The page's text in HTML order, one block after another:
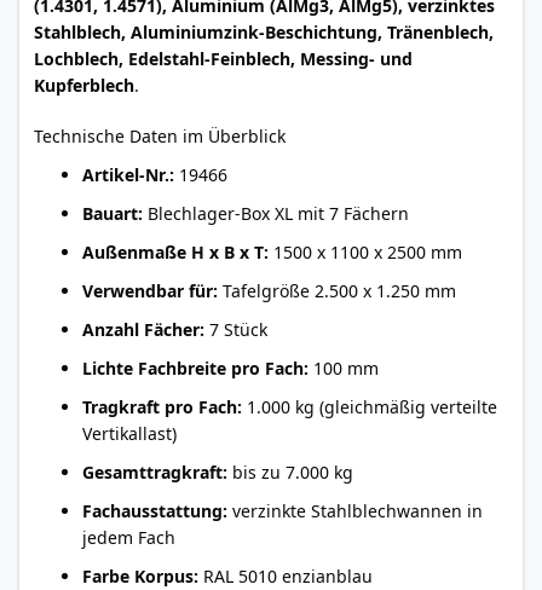
(1.4301, 1.4571), Aluminium (AlMg3, AlMg5), verzinktes
Stahlblech, Aluminiumzink-Beschichtung, Tränenblech,
Lochblech, Edelstahl-Feinblech, Messing- und
Kupferblech.
Technische Daten im Überblick
Artikel-Nr.: 19466
Bauart: Blechlager-Box XL mit 7 Fächern
Außenmaße H x B x T: 1500 x 1100 x 2500 mm
Verwendbar für: Tafelgröße 2.500 x 1.250 mm
Anzahl Fächer: 7 Stück
Lichte Fachbreite pro Fach: 100 mm
Tragkraft pro Fach: 1.000 kg (gleichmäßig verteilte
Vertikallast)
Gesamttragkraft: bis zu 7.000 kg
Fachausstattung: verzinkte Stahlblechwannen in
jedem Fach
Farbe Korpus: RAL 5010 enzianblau